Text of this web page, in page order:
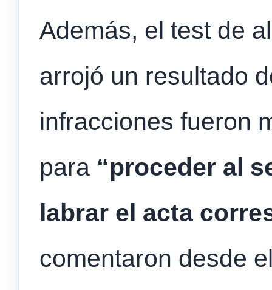
Además, el test de
arrojó un resultado
infracciones fueron
para “proceder al
labrar el acta
comentaron desde